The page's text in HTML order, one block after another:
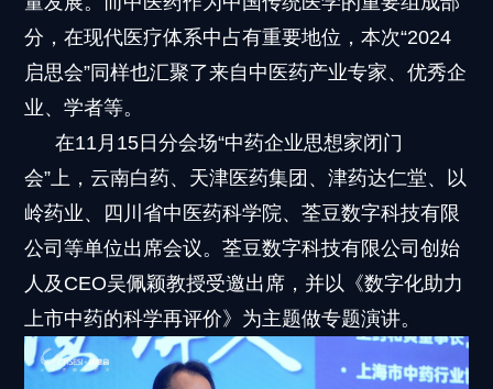
分，在现代医疗体系中占有重要地位，本次“2024
启思会”同样也汇聚了来自中医药产业专家、优秀企
业、学者等。
在11月15日分会场“中药企业思想家闭门
会”上，云南白药、天津医药集团、津药达仁堂、以
岭药业、四川省中医药科学院、荃豆数字科技有限
公司等单位出席会议。荃豆数字科技有限公司创始
人及CEO吴佩颖教授受邀出席，并以《数字化助力
上市中药的科学再评价》为主题做专题演讲。